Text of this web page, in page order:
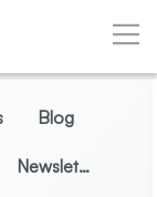
Blog
Newsletter